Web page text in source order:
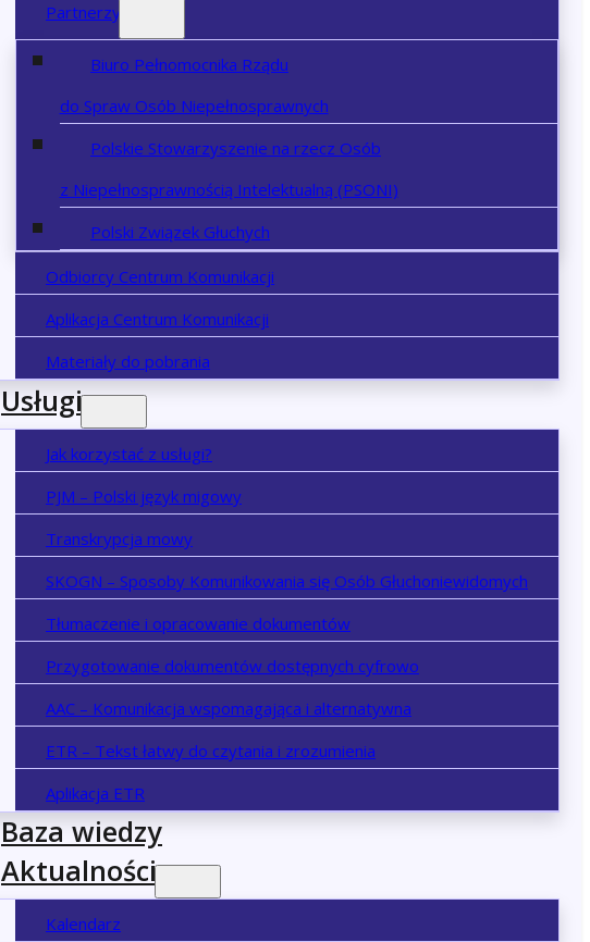
Partnerzy
Biuro Pełnomocnika Rządu
do Spraw Osób Niepełnosprawnych
Polskie Stowarzyszenie na rzecz Osób
z Niepełnosprawnością Intelektualną (PSONI)
Polski Związek Głuchych
Odbiorcy Centrum Komunikacji
Aplikacja Centrum Komunikacji
Materiały do pobrania
Usługi
Jak korzystać z usługi?
PJM – Polski język migowy
Transkrypcja mowy
SKOGN – Sposoby Komunikowania się Osób Głuchoniewidomych
Tłumaczenie i opracowanie dokumentów
Przygotowanie dokumentów dostępnych cyfrowo
AAC – Komunikacja wspomagająca i alternatywna
ETR – Tekst łatwy do czytania i zrozumienia
Aplikacja ETR
Baza wiedzy
Aktualności
Kalendarz